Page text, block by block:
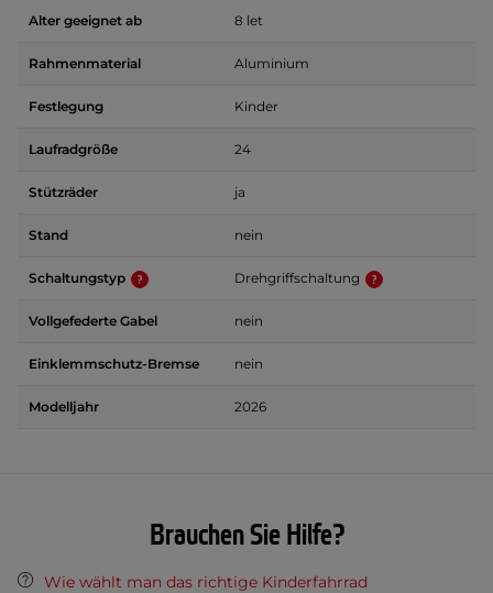
Alter geeignet ab 8 let
Rahmenmaterial Aluminium
Festlegung Kinder
Laufradgröße 24
Stützräder ja
Stand nein
Schaltungstyp Drehgriffschaltung
Vollgefederte Gabel nein
Einklemmschutz-Bremse nein
Modelljahr 2026
Brauchen Sie Hilfe?
Wie wählt man das richtige Kinderfahrrad